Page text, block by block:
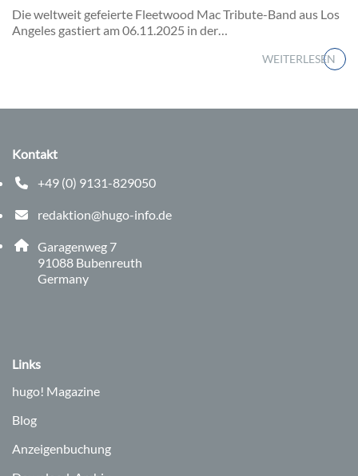
Die weltweit gefeierte Fleetwood Mac Tribute-Band aus Los
Angeles gastiert am 06.11.2025 in der…
WEITERLESEN
Kontakt
+49 (0) 9131-829050
Telefonnummer: 0 9 1 3 1 8 2 9 0 5 0
redaktion@hugo-info.de
E-Mail Adresse: redaktion@hugo-info.de
Adresse:
Garagenweg 7
91088 , 9 1 0 8 8
Bubenreuth
Germany
Links
hugo! Magazine
Blog
Anzeigenbuchung